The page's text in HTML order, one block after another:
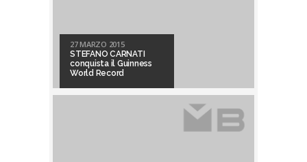
27 MARZO 2015
STEFANO CARNATI
conquista il Guinness
World Record